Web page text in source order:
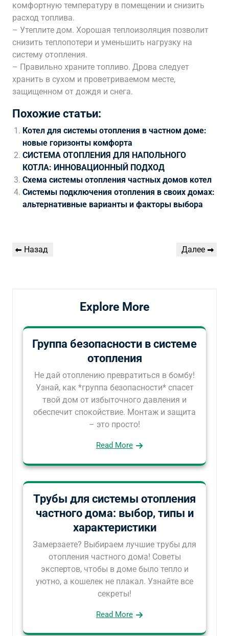
комфортную температуру в помещении и снизить
расход топлива.
– Утеплите дом. Хорошая теплоизоляция позволит
снизить теплопотери и уменьшить нагрузку на
систему отопления.
– Правильно храните топливо. Дрова следует
хранить в сухом и проветриваемом месте,
защищенном от дождя и снега.
Похожие статьи:
Котел для системы отопления в частном доме:
новые горизонты комфорта
СИСТЕМА ОТОПЛЕНИЯ ДЛЯ НАПОЛЬНОГО
КОТЛА: ИННОВАЦИОННЫЙ ПОДХОД
Схема системы отопления частных домов котел
Системы подключения отопления в своих домах:
альтернативные варианты и факторы выбора
Навигация
Предыдущая
Назад
Следующая
Далее
Explore More
Группа безопасности в системе
отопления
Не дай отоплению превратиться в бомбу!
Узнай, как *группа безопасности* спасет
твой дом от избыточного давления и
обеспечит спокойствие. Монтаж и защита
– это просто!
Read More
Трубы для системы отопления
частного дома: выбор, типы и
характеристики
Замерзаете? Выбираем лучшие трубы для
отопления частного дома! Советы
экспертов, чтобы в доме было тепло и
уютно, а кошелек не плакал. Узнайте все
секреты!
Read More